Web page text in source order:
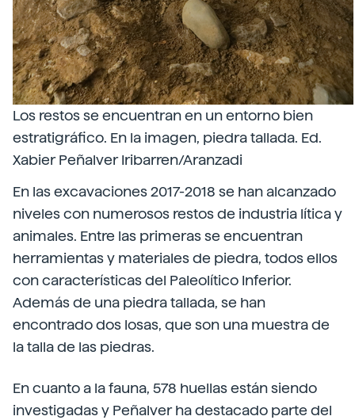
Los restos se encuentran en un entorno bien
estratigráfico. En la imagen, piedra tallada. Ed.
Xabier Peñalver Iribarren/Aranzadi
En las excavaciones 2017-2018 se han alcanzado
niveles con numerosos restos de industria lítica y
animales. Entre las primeras se encuentran
herramientas y materiales de piedra, todos ellos
con características del Paleolítico Inferior.
Además de una piedra tallada, se han
encontrado dos losas, que son una muestra de
la talla de las piedras.
En cuanto a la fauna, 578 huellas están siendo
investigadas y Peñalver ha destacado parte del